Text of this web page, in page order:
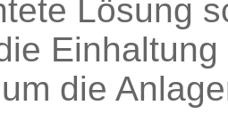
Lösung
die